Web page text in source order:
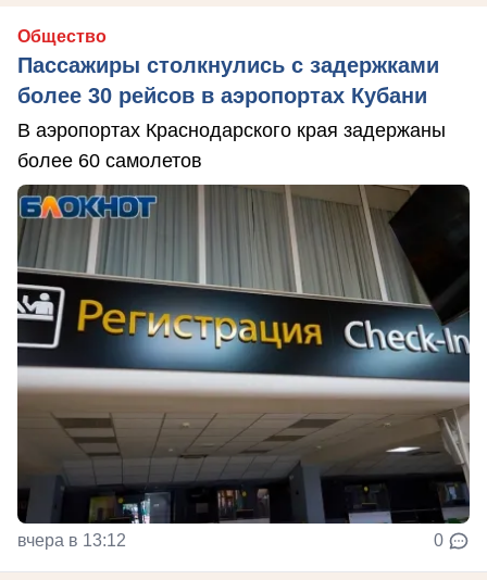
Общество
Пассажиры столкнулись с задержками
более 30 рейсов в аэропортах Кубани
В аэропортах Краснодарского края задержаны
более 60 самолетов
вчера в 13:12 0